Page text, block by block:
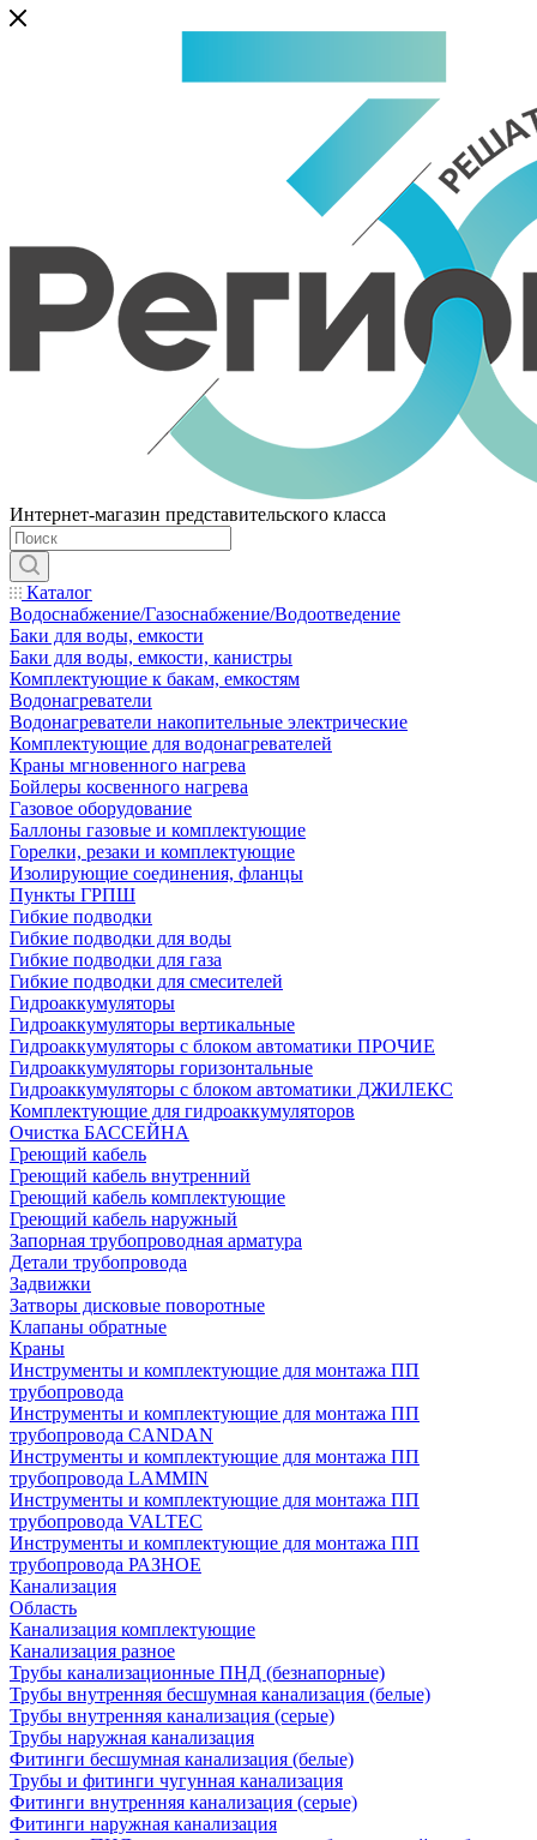
Интернет-магазин представительского класса
Каталог
Водоснабжение/Газоснабжение/Водоотведение
Баки для воды, емкости
Баки для воды, емкости, канистры
Комплектующие к бакам, емкостям
Водонагреватели
Водонагреватели накопительные электрические
Комплектующие для водонагревателей
Краны мгновенного нагрева
Бойлеры косвенного нагрева
Газовое оборудование
Баллоны газовые и комплектующие
Горелки, резаки и комплектующие
Изолирующие соединения, фланцы
Пункты ГРПШ
Гибкие подводки
Гибкие подводки для воды
Гибкие подводки для газа
Гибкие подводки для смесителей
Гидроаккумуляторы
Гидроаккумуляторы вертикальные
Гидроаккумуляторы с блоком автоматики ПРОЧИЕ
Гидроаккумуляторы горизонтальные
Гидроаккумуляторы с блоком автоматики ДЖИЛЕКС
Комплектующие для гидроаккумуляторов
Очистка БАССЕЙНА
Греющий кабель
Греющий кабель внутренний
Греющий кабель комплектующие
Греющий кабель наружный
Запорная трубопроводная арматура
Детали трубопровода
Задвижки
Затворы дисковые поворотные
Клапаны обратные
Краны
Инструменты и комплектующие для монтажа ПП
трубопровода
Инструменты и комплектующие для монтажа ПП
трубопровода CANDAN
Инструменты и комплектующие для монтажа ПП
трубопровода LAMMIN
Инструменты и комплектующие для монтажа ПП
трубопровода VALTEC
Инструменты и комплектующие для монтажа ПП
трубопровода РАЗНОЕ
Канализация
Область
Канализация комплектующие
Канализация разное
Трубы канализационные ПНД (безнапорные)
Трубы внутренняя бесшумная канализация (белые)
Трубы внутренняя канализация (серые)
Трубы наружная канализация
Фитинги бесшумная канализация (белые)
Трубы и фитинги чугунная канализация
Фитинги внутренняя канализация (серые)
Фитинги наружная канализация